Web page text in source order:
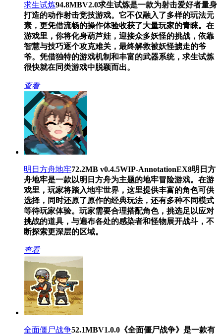
求生试炼94.8MBV2.0求生试炼是一款为射击爱好者量身
打造的动作射击竞技游戏。它不仅融入了多样的玩法元
素，更凭借流畅的操作体验收获了大量玩家的青睐。在
游戏里，你将化身葫芦娃，迎接众多妖怪的挑战，依靠
智慧与技巧逐个攻克难关，最终解救被妖怪掳走的爷
爷。凭借独特的游戏机制和丰富的武器系统，求生试炼
很快就在同类游戏中脱颖而出。
查看
明日方舟地牢72.2MB v0.4.5WIP-AnnotationEX8明日方
舟地牢是一款以明日方舟为主题的地牢冒险游戏。在游
戏里，玩家将踏入地牢世界，这里提供丰富的角色可供
选择，同时还原了原作的经典玩法，还有多种不同模式
等待玩家体验。玩家需要合理搭配角色，挑选足以应对
挑战的道具，与遍布各处的感染者和怪物展开战斗，不
断探索更深层的区域。
查看
全面僵尸战争52.1MBV1.0.0 《全面僵尸战争》是一款有